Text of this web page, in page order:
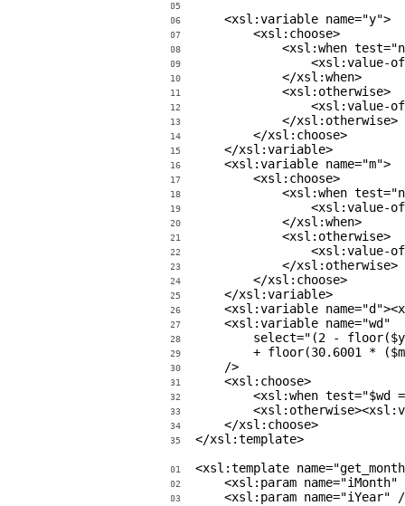
05
06
07
08
09
10
11
12
13
14
15
16
17
18
19
20
21
22
23
24
25
26
27
28
29
30
31
32
33
34
35
    <xsl:variable name="y">
        <xsl:choose>
<xsl:when
<xsl:value-
            </xsl:when>
            <xsl:otherwise>
<xsl:value-
            </xsl:otherwise>
        </xsl:choose>
    </xsl:variable>
    <xsl:variable name="m">
        <xsl:choose>
<xsl:when
<xsl:value-
            </xsl:when>
            <xsl:otherwise>
<xsl:value-
            </xsl:otherwise>
        </xsl:choose>
    </xsl:variable>
<xsl:variable
    <xsl:variable name="wd"
select="(2 -
+ floor(30.6001 *
    />
    <xsl:choose>
<xsl:when test="$wd
    </xsl:choose>
</xsl:template>
01
02
03
<xsl:template
<xsl:param name="iMonth"
<xsl:param name="iYear"